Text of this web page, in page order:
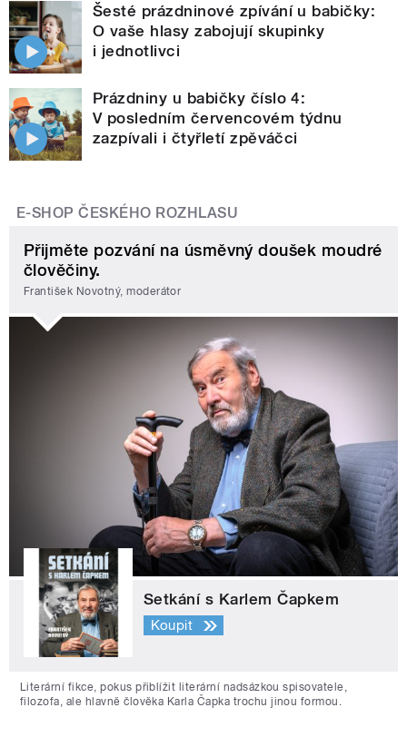
Šesté prázdninové zpívání u babičky:
O vaše hlasy zabojují skupinky
i jednotlivci
Prázdniny u babičky číslo 4:
V posledním červencovém týdnu
zazpívali i čtyřletí zpěváčci
E-SHOP ČESKÉHO ROZHLASU
Přijměte pozvání na úsměvný doušek moudré
člověčiny.
František Novotný, moderátor
Setkání s Karlem Čapkem
Koupit
Literární fikce, pokus přiblížit literární nadsázkou spisovatele,
filozofa, ale hlavně člověka Karla Čapka trochu jinou formou.